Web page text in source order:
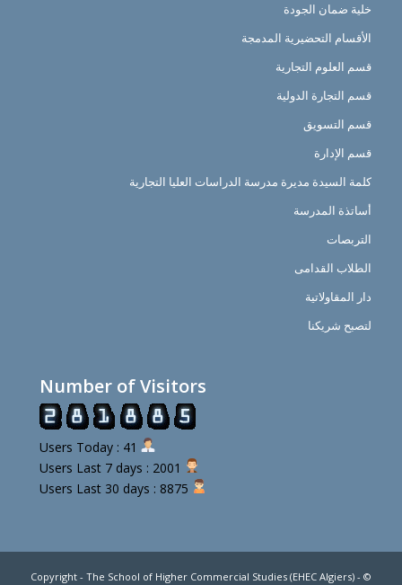
خلية ضمان الجودة
الأقسام التحضيرية المدمجة
قسم العلوم التجارية
قسم التجارة الدولية
قسم التسويق
قسم الإدارة
كلمة السيدة مديرة مدرسة الدراسات العليا التجارية
أساتذة المدرسة
التربصات
الطلاب القدامى
دار المقاولاتية
لتصبح شريكنا
Number of Visitors
© Copyright - The School of Higher Commercial Studies (EHEC Algiers) -